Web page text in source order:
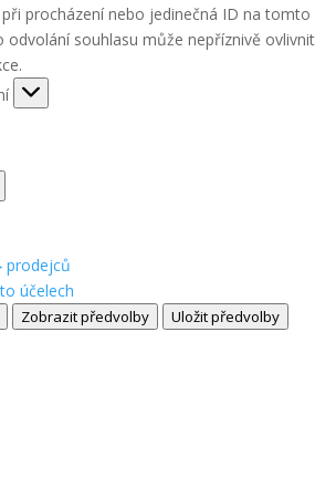
procházení nebo jedinečná ID na tomto
odvolání souhlasu může nepříznivě ovlivnit
prodejců
účelech
Zobrazit předvolby Uložit předvolby